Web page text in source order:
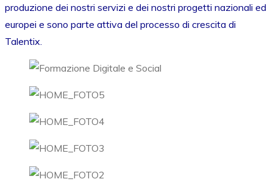
produzione dei nostri servizi e dei nostri progetti nazionali ed
europei e sono parte attiva del processo di crescita di
Talentix.